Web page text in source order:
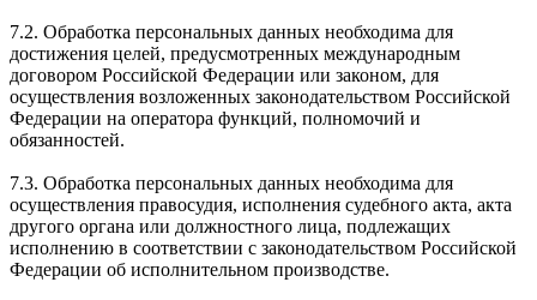
7.2. Обработка персональных данных необходима для
достижения целей, предусмотренных международным
договором Российской Федерации или законом, для
осуществления возложенных законодательством Российской
Федерации на оператора функций, полномочий и
обязанностей.
7.3. Обработка персональных данных необходима для
осуществления правосудия, исполнения судебного акта, акта
другого органа или должностного лица, подлежащих
исполнению в соответствии с законодательством Российской
Федерации об исполнительном производстве.